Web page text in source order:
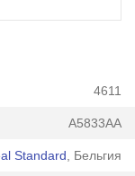
4611
A5833AA
Standard , Бельгия